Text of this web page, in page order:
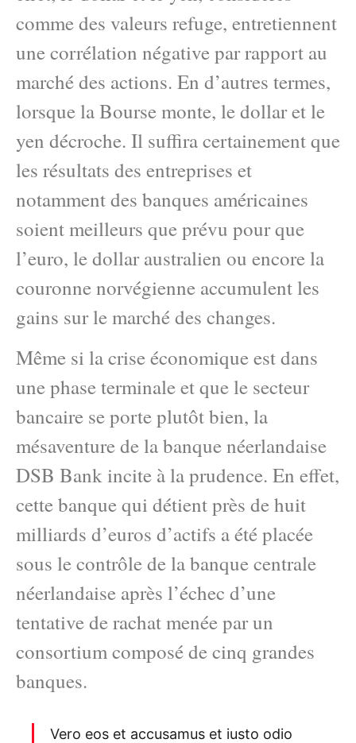
comme des valeurs refuge, entretiennent
une corrélation négative par rapport au
marché des actions. En d’autres termes,
lorsque la Bourse monte, le dollar et le
yen décroche. Il suffira certainement que
les résultats des entreprises et
notamment des banques américaines
soient meilleurs que prévu pour que
l’euro, le dollar australien ou encore la
couronne norvégienne accumulent les
gains sur le marché des changes.
Même si la crise économique est dans
une phase terminale et que le secteur
bancaire se porte plutôt bien, la
mésaventure de la banque néerlandaise
DSB Bank incite à la prudence. En effet,
cette banque qui détient près de huit
milliards d’euros d’actifs a été placée
sous le contrôle de la banque centrale
néerlandaise après l’échec d’une
tentative de rachat menée par un
consortium composé de cinq grandes
banques.
Vero eos et accusamus et iusto odio